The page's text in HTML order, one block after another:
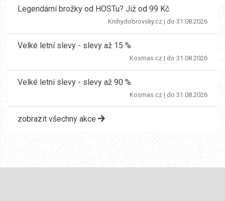
Legendární brožky od HOSTu? Již od 99 Kč
Knihydobrovsky.cz | do 31.08.2026
Velké letní slevy - slevy až 15 %
Kosmas.cz | do 31.08.2026
Velké letní slevy - slevy až 90 %
Kosmas.cz | do 31.08.2026
zobrazit všechny akce